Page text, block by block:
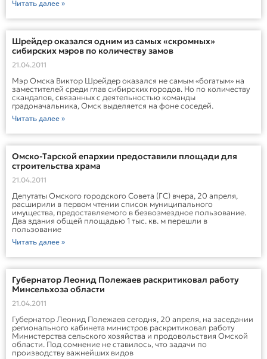
Читать далее »
Шрейдер оказался одним из самых «скромных»
сибирских мэров по количеству замов
21.04.2011
Мэр Омска Виктор Шрейдер оказался не самым «богатым» на
заместителей среди глав сибирских городов. Но по количеству
скандалов, связанных с деятельностью команды
градоначальника, Омск выделяется на фоне соседей.
Читать далее »
Омско-Тарской епархии предоставили площади для
строительства храма
21.04.2011
Депутаты Омского городского Совета (ГС) вчера, 20 апреля,
расширили в первом чтении список муниципального
имущества, предоставляемого в безвозмездное пользование.
Два здания общей площадью 1 тыс. кв. м перешли в
пользование
Читать далее »
Губернатор Леонид Полежаев раскритиковал работу
Минсельхоза области
21.04.2011
Губернатор Леонид Полежаев сегодня, 20 апреля, на заседании
регионального кабинета министров раскритиковал работу
Министерства сельского хозяйства и продовольствия Омской
области. Под сомнение не ставилось, что задачи по
производству важнейших видов